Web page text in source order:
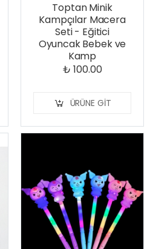
Toptan Minik
Kampçılar Macera
Seti - Eğitici
Oyuncak Bebek ve
Kamp
₺ 100.00
ÜRÜNE GIT